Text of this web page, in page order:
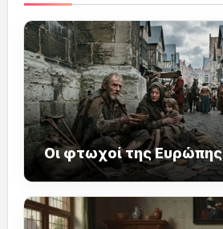
Οι φτωχοί της Ευρώπης